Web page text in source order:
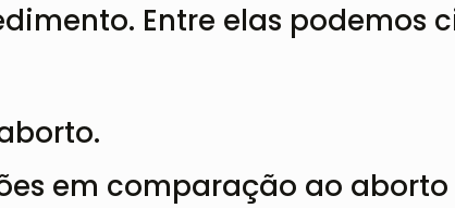
Entre elas podemos
em comparação ao